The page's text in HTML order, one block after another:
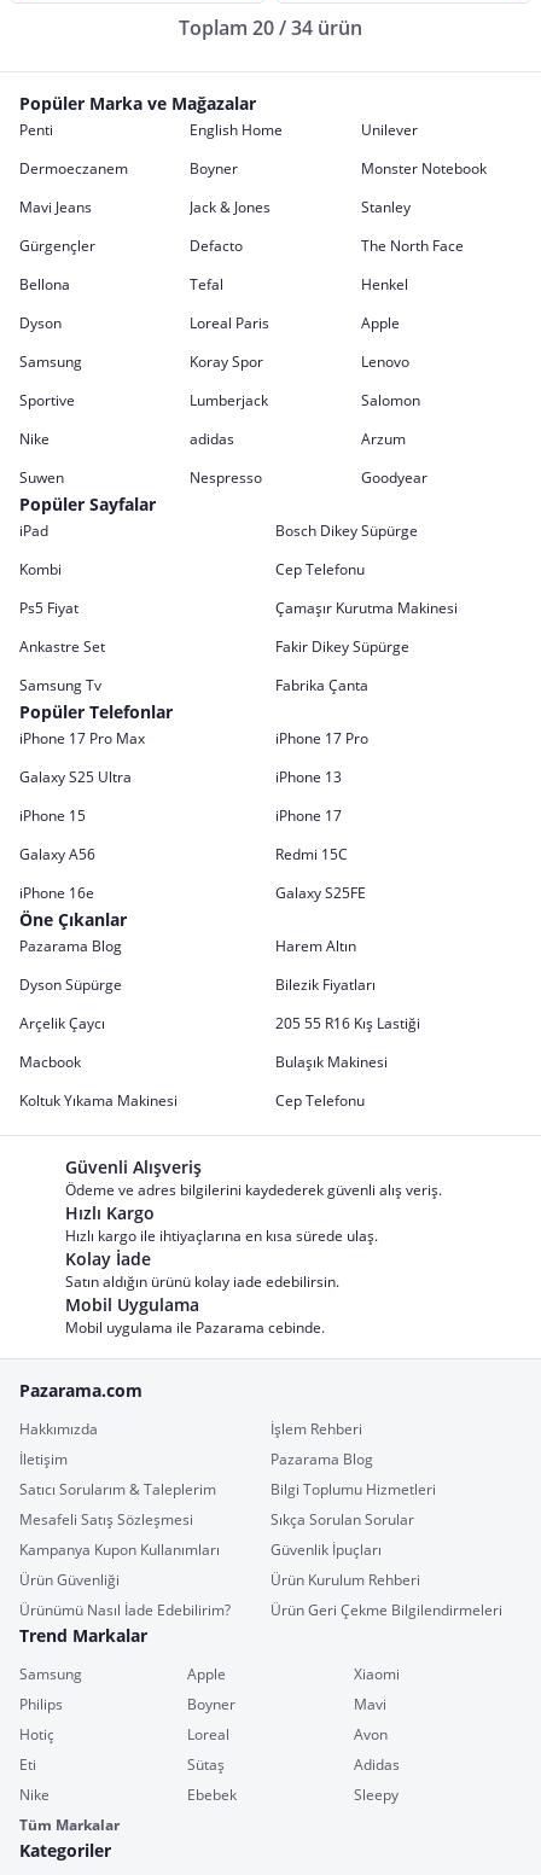
Toplam 20 / 34 ürün
Popüler Marka ve Mağazalar
Penti English Home
Unilever
Dermoeczanem
Boyner
Monster Notebook
Mavi Jeans
Jack & Jones
Stanley
Gürgençler
Defacto
The North Face
Bellona
Tefal
Henkel
Dyson
Loreal Paris
Apple
Samsung
Koray Spor
Lenovo
Sportive
Lumberjack
Salomon
Nike
adidas
Arzum
Suwen
Nespresso Goodyear
Popüler Sayfalar
iPad
Bosch Dikey Süpürge
Kombi
Cep Telefonu
Ps5 Fiyat
Çamaşır Kurutma Makinesi
Ankastre Set
Fakir Dikey Süpürge
Samsung Tv
Fabrika Çanta
Popüler Telefonlar
iPhone 17 Pro Max
iPhone 17 Pro
Galaxy S25 Ultra
iPhone 13
iPhone 15
iPhone 17
Galaxy A56
Redmi 15C
iPhone 16e
Galaxy S25FE
Öne Çıkanlar
Pazarama Blog
Harem Altın
Dyson Süpürge
Bilezik Fiyatları
Arçelik Çaycı
205 55 R16 Kış Lastiği
Macbook
Bulaşık Makinesi
Koltuk Yıkama Makinesi
Cep Telefonu
Güvenli Alışveriş
Ödeme ve adres bilgilerini kaydederek güvenli alış veriş.
Hızlı Kargo
Hızlı kargo ile ihtiyaçlarına en kısa sürede ulaş.
Kolay İade
Satın aldığın ürünü kolay iade edebilirsin.
Mobil Uygulama
Mobil uygulama ile Pazarama cebinde.
Pazarama.com
Hakkımızda
İşlem Rehberi
İletişim
Pazarama Blog
Satıcı Sorularım & Taleplerim
Bilgi Toplumu Hizmetleri
Mesafeli Satış Sözleşmesi
Sıkça Sorulan Sorular
Kampanya Kupon Kullanımları
Güvenlik İpuçları
Ürün Güvenliği
Ürün Kurulum Rehberi
Ürünümü Nasıl İade Edebilirim?
Ürün Geri Çekme Bilgilendirmeleri
Trend Markalar
Samsung Apple
Xiaomi
Philips
Boyner
Mavi
Hotiç
Loreal
Avon
Eti
Sütaş
Adidas
Nike
Ebebek
Sleepy
Tüm Markalar
Kategoriler